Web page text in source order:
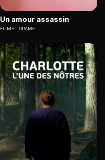
Un amour assassin
FILMS DRAME